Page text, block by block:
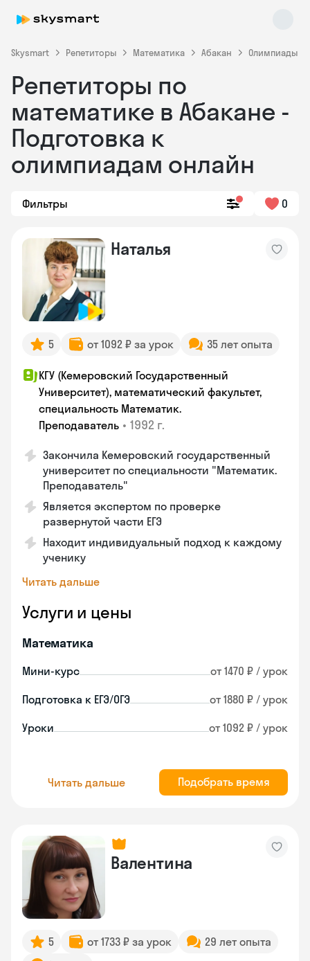
Skysmart Репетиторы Математика Абакан Олимпиады
Репетиторы по
математике в Абакане -
Подготовка к
олимпиадам онлайн
Фильтры 0
Наталья
5 от 1092 ₽ за урок 35 лет опыта
КГУ (Кемеровский Государственный
Университет), математический факультет,
специальность Математик.
Преподаватель • 1992 г.
Закончила Кемеровский государственный
университет по специальности "Математик.
Преподаватель"
Является экспертом по проверке
развернутой части ЕГЭ
Находит индивидуальный подход к каждому
ученику
Читать дальше
Услуги и цены
Математика
Мини-курс от 1470 ₽ / урок
Подготовка к ЕГЭ/ОГЭ от 1880 ₽ / урок
Уроки от 1092 ₽ / урок
Читать дальше Подобрать время
Валентина
5 от 1733 ₽ за урок
29 лет опыта